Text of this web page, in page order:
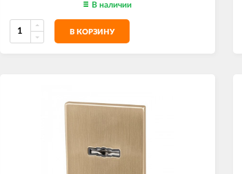
В наличии
В КОРЗИНУ